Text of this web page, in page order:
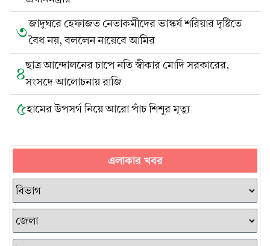
৩জাদুঘরে হেফাজত নেতাকর্মীদের ভাস্কর্য শরিয়ার দৃষ্টিতে
বৈধ নয়, বললেন নায়েবে আমির
৪ছাত্র আন্দোলনের চাপে নতি স্বীকার মোদি সরকারের,
সংসদে আলোচনায় রাজি
৫হামের উপসর্গ নিয়ে আরো পাঁচ শিশুর মৃত্যু
এলাকার খবর